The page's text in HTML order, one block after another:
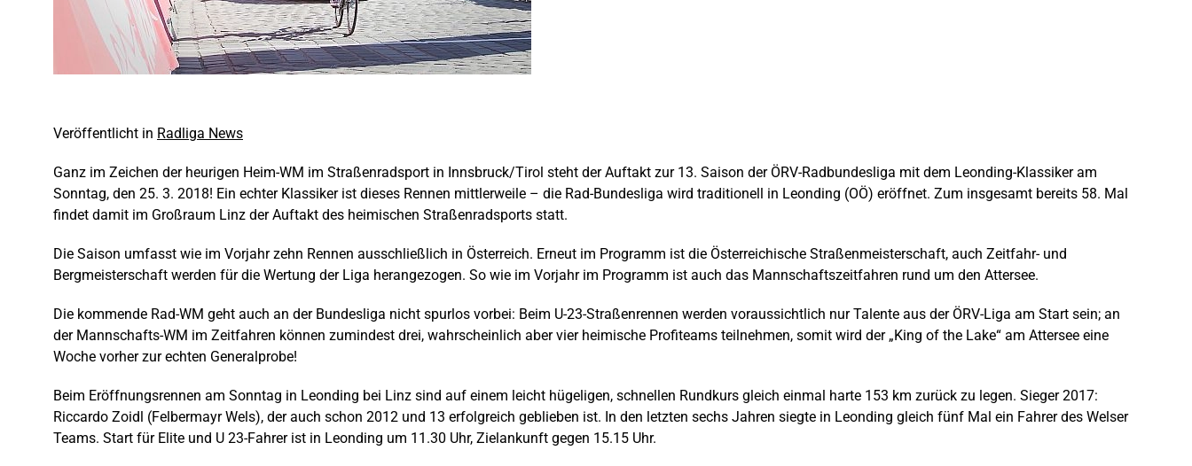
Veröffentlicht in Radliga News
Ganz im Zeichen der heurigen Heim-WM im Straßenradsport in Innsbruck/Tirol steht der Auftakt zur 13. Saison der ÖRV-Radbundesliga mit dem Leonding-Klassiker am
Sonntag, den 25. 3. 2018! Ein echter Klassiker ist dieses Rennen mittlerweile – die Rad-Bundesliga wird traditionell in Leonding (OÖ) eröffnet. Zum insgesamt bereits 58. Mal
findet damit im Großraum Linz der Auftakt des heimischen Straßenradsports statt.
Die Saison umfasst wie im Vorjahr zehn Rennen ausschließlich in Österreich. Erneut im Programm ist die Österreichische Straßenmeisterschaft, auch Zeitfahr- und
Bergmeisterschaft werden für die Wertung der Liga herangezogen. So wie im Vorjahr im Programm ist auch das Mannschaftszeitfahren rund um den Attersee.
Die kommende Rad-WM geht auch an der Bundesliga nicht spurlos vorbei: Beim U-23-Straßenrennen werden voraussichtlich nur Talente aus der ÖRV-Liga am Start sein; an
der Mannschafts-WM im Zeitfahren können zumindest drei, wahrscheinlich aber vier heimische Profiteams teilnehmen, somit wird der „King of the Lake“ am Attersee eine
Woche vorher zur echten Generalprobe!
Beim Eröffnungsrennen am Sonntag in Leonding bei Linz sind auf einem leicht hügeligen, schnellen Rundkurs gleich einmal harte 153 km zurück zu legen. Sieger 2017:
Riccardo Zoidl (Felbermayr Wels), der auch schon 2012 und 13 erfolgreich geblieben ist. In den letzten sechs Jahren siegte in Leonding gleich fünf Mal ein Fahrer des Welser
Teams. Start für Elite und U 23-Fahrer ist in Leonding um 11.30 Uhr, Zielankunft gegen 15.15 Uhr.